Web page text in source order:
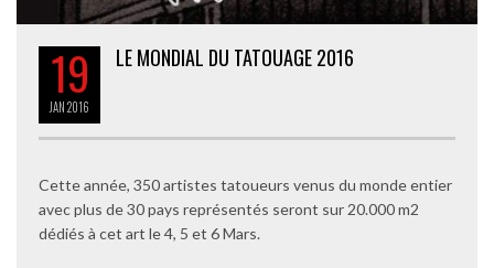
19
JAN2016
LE MONDIAL DU TATOUAGE 2016
Cette année, 350 artistes tatoueurs venus du monde entier
avec plus de 30 pays représentés seront sur 20.000 m2
dédiés à cet art le 4, 5 et 6 Mars.